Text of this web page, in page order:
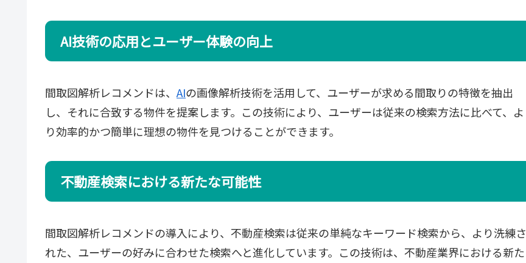
AI技術の応用とユーザー体験の向上
間取図解析レコメンドは、 AIの画像解析技術を活用して、ユーザーが求める間取りの特徴を抽出
し、それに合致する物件を提案します。この技術により、ユーザーは従来の検索方法に比べて、よ
り効率的かつ簡単に理想の物件を見つけることができます。
不動産検索における新たな可能性
間取図解析レコメンドの導入により、不動産検索は従来の単純なキーワード検索から、より洗練さ
れた、ユーザーの好みに合わせた検索へと進化しています。この技術は、不動産業界における新た